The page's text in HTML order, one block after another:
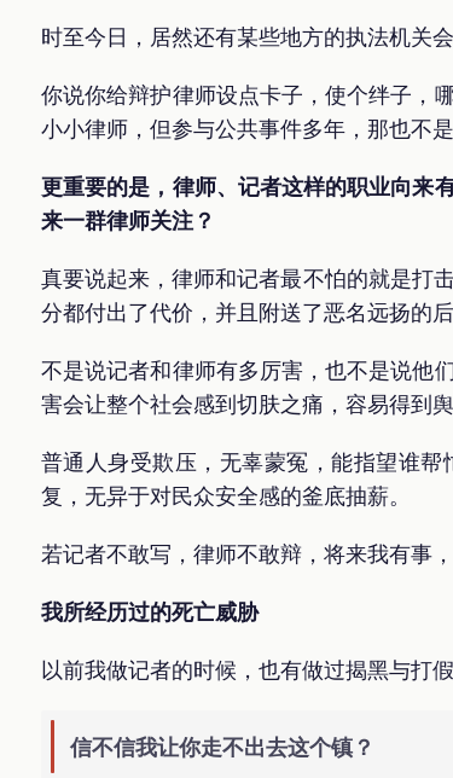
时至今日，居然还有某些地方的执法机关
你说你给辩护律师设点卡子，使个绊子，
小小律师，但参与公共事件多年，那也不
更重要的是，律师、记者这样的职业向来
来一群律师关注？
真要说起来，律师和记者最不怕的就是打
分都付出了代价，并且附送了恶名远扬的后
不是说记者和律师有多厉害，也不是说他
害会让整个社会感到切肤之痛，容易得到舆
普通人身受欺压，无辜蒙冤，能指望谁
复，无异于对民众安全感的釜底抽薪。
若记者不敢写，律师不敢辩，将来我有事
我所经历过的死亡威胁
以前我做记者的时候，也有做过揭黑与打
信不信我让你走不出去这个镇？